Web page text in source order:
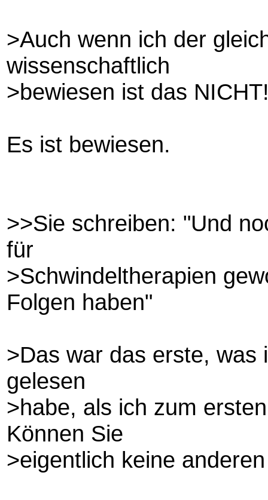
>Auch wenn ich der
wissenschaftlich
>bewiesen ist das
Es ist bewiesen.
>>Sie schreiben: "Und
für
>Schwindeltherapien
Folgen haben"
>Das war das erste, was
gelesen
>habe, als ich zum
Können Sie
>eigentlich keine